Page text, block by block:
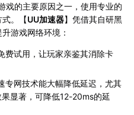
戏的主要原因之一，使用专业的
。【UU加速器】凭借其自研黑
游戏网络环境：
费试用，让玩家亲鉴其消除卡
专网技术能大幅降低延迟，尤其
显著，可降低12-20ms的延